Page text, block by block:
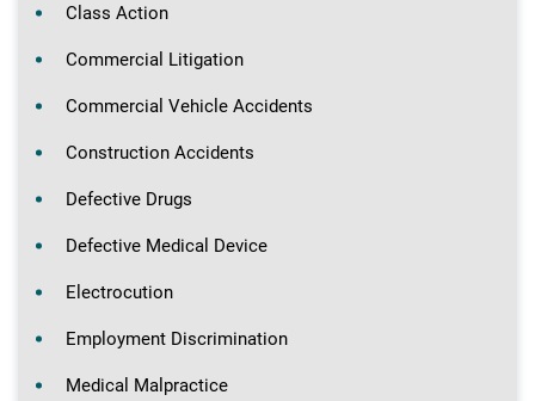
Class Action
Commercial Litigation
Commercial Vehicle Accidents
Construction Accidents
Defective Drugs
Defective Medical Device
Electrocution
Employment Discrimination
Medical Malpractice